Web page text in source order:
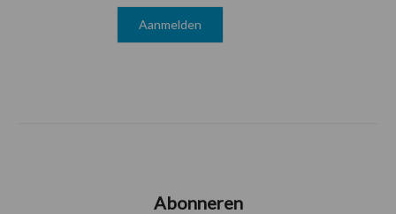
Abonneren